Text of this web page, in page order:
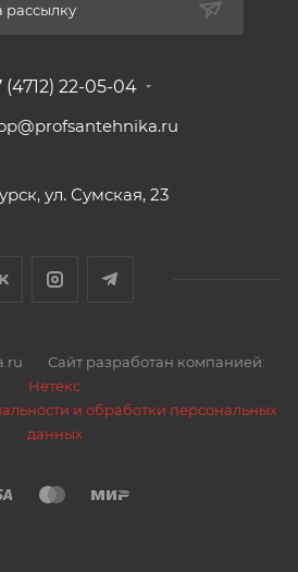
рассылку
(4712) 22-05-04
ул. Сумская, 23
Сайт разработан компанией:
Нетекс
и обработки персональных
данных